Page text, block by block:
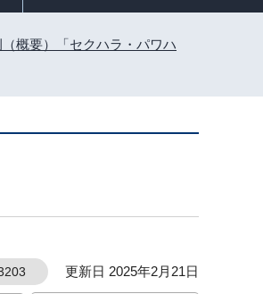
概要）「セクハラ・パワハ
更新日 2025年2月21日